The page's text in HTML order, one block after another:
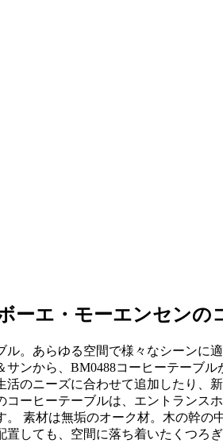
ーエ・モーエンセンの
。あらゆる空間で様々なシーン
ンから、BM0488コーヒーテーブ
のニーズに合わせて追加したり
ーヒーテーブルは、エントラン
素材は無垢のオーク材。木の幹
しても、空間に落ち着いたくつろ